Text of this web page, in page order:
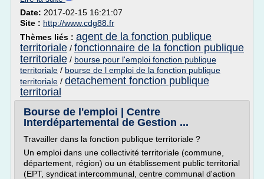
Date: 2017-02-15 16:21:07
Site : http://www.cdg88.fr
Thèmes liés : agent de la fonction publique
territoriale / fonctionnaire de la fonction publique
territoriale / bourse pour l'emploi fonction publique
territoriale / bourse de l emploi de la fonction publique
territoriale / detachement fonction publique
territorial
Bourse de l'emploi | Centre
Interdépartemental de Gestion ...
Travailler dans la fonction publique territoriale ?
Un emploi dans une collectivité territoriale (commune,
département, région) ou un établissement public territorial
(EPT, syndicat intercommunal, centre communal d'action